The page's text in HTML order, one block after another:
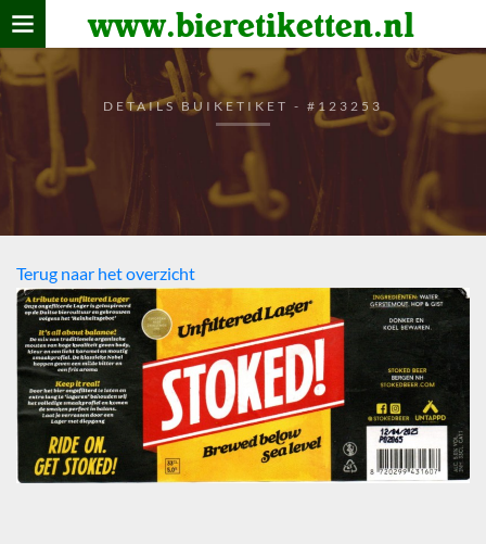
www.bieretiketten.nl
Home
verzamelen
De bierkaart
Bezoekers
DETAILS BUIKETIKET - #123253
Terug naar het overzicht